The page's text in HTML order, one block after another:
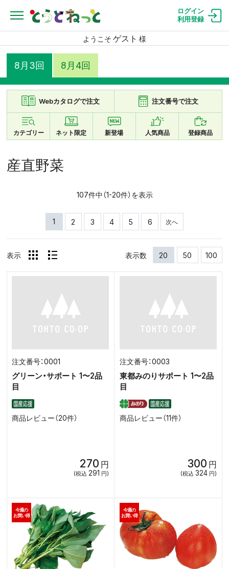
ログイン
利用登録
ようこそ ゲスト 様
8月3回 8月4回
Webカタログで注文 注文番号で注文
カテゴリー ネット限定 新登場 人気商品 登録商品
産直野菜
107件中（1-20件）を表示
1 2 3 4 5 6 次へ
表示 表示数 20 50 100
0001
グリーン・サポート 1〜2品
目
商品レビュー（20件）
270 円
(税込 291 円)
0003
東都みのりサポート 1〜2品
目
商品レビュー（11件）
300 円
(税込 324 円)
今週の
お買い得
今週の
お買い得